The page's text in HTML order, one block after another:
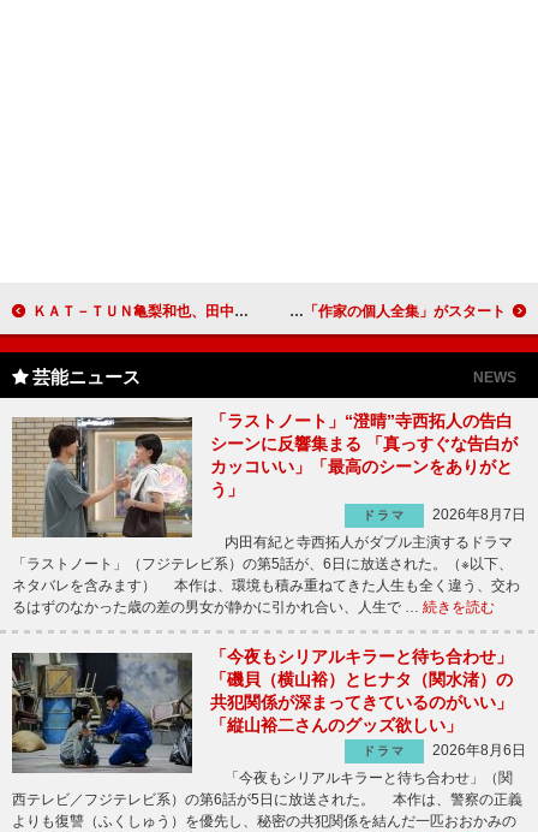
ＫＡＴ－ＴＵＮ亀梨和也、田中聖、中丸雄一が夢の共演！ 帝劇開場１００周年記念公演「ＤＲＥＡＭ ＢＯＹＳ」 五木寛之、「電子書籍には大きな期待を持っている」 電子書籍初の「作家の個人全集」がスタート
芸能ニュース NEWS
「ラストノート」“澄晴”寺西拓人の告白
シーンに反響集まる 「真っすぐな告白が
カッコいい」「最高のシーンをありがと
う」
ドラマ
2026年8月7日
内田有紀と寺西拓人がダブル主演するドラマ
「ラストノート」（フジテレビ系）の第5話が、6日に放送された。（※以下、
ネタバレを含みます） 本作は、環境も積み重ねてきた人生も全く違う、交わ
るはずのなかった歳の差の男女が静かに引かれ合い、人生で … 続きを読む
「今夜もシリアルキラーと待ち合わせ」
「磯貝（横山裕）とヒナタ（関水渚）の
共犯関係が深まってきているのがいい」
「縦山裕二さんのグッズ欲しい」
ドラマ
2026年8月6日
「今夜もシリアルキラーと待ち合わせ」（関
西テレビ／フジテレビ系）の第6話が5日に放送された。 本作は、警察の正義
よりも復讐（ふくしゅう）を優先し、秘密の共犯関係を結んだ一匹おおかみの